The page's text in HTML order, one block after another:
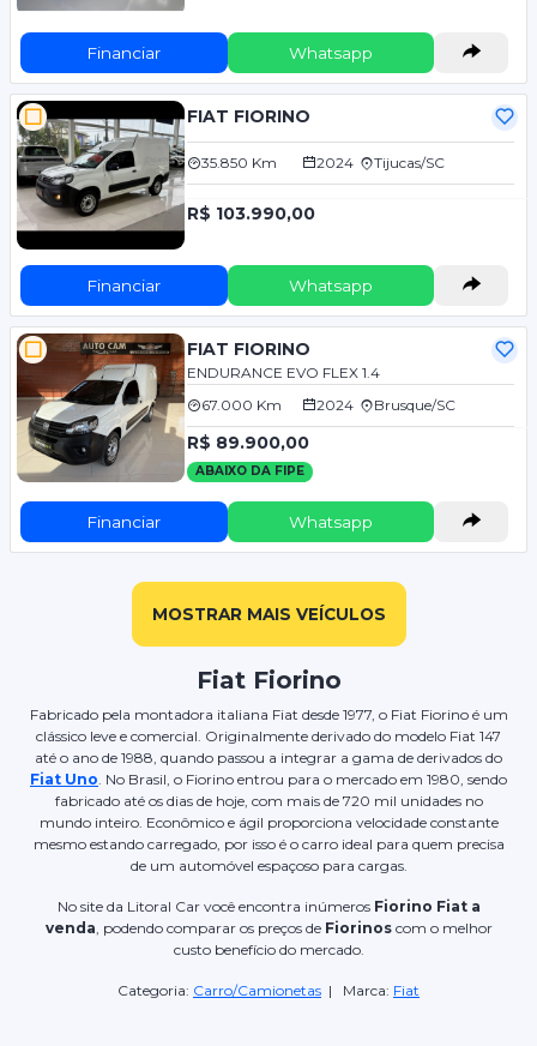
Financiar Whatsapp
FIAT FIORINO
35.850 Km 2024 Tijucas/SC
R$ 103.990,00
Financiar Whatsapp
FIAT FIORINO
ENDURANCE EVO FLEX 1.4
67.000 Km
2024 Brusque/SC
R$ 89.900,00
ABAIXO DA FIPE
Financiar Whatsapp
MOSTRAR MAIS VEÍCULOS
Fiat Fiorino
Fabricado pela montadora italiana Fiat desde 1977, o Fiat Fiorino é um
clássico leve e comercial. Originalmente derivado do modelo Fiat 147
até o ano de 1988, quando passou a integrar a gama de derivados do
Fiat Uno . No Brasil, o Fiorino entrou para o mercado em 1980, sendo
fabricado até os dias de hoje, com mais de 720 mil unidades no
mundo inteiro. Econômico e ágil proporciona velocidade constante
mesmo estando carregado, por isso é o carro ideal para quem precisa
de um automóvel espaçoso para cargas.
No site da Litoral Car você encontra inúmeros Fiorino Fiat a
venda , podendo comparar os preços de Fiorinoscom o melhor
custo benefício do mercado.
Categoria: Carro/Camionetas | Marca: Fiat